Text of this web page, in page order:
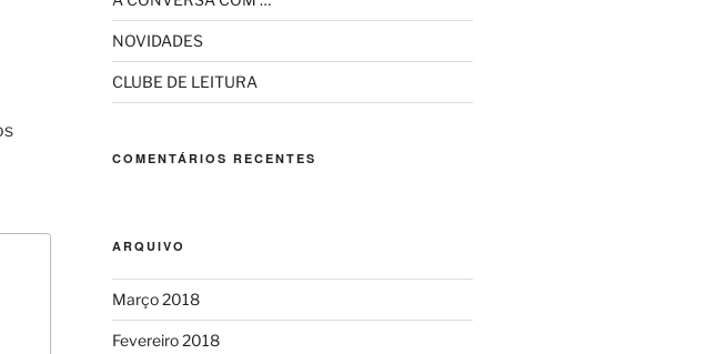
NOVIDADES
CLUBE DE LEITURA
COMENTÁRIOS RECENTES
ARQUIVO
Março 2018
Fevereiro 2018